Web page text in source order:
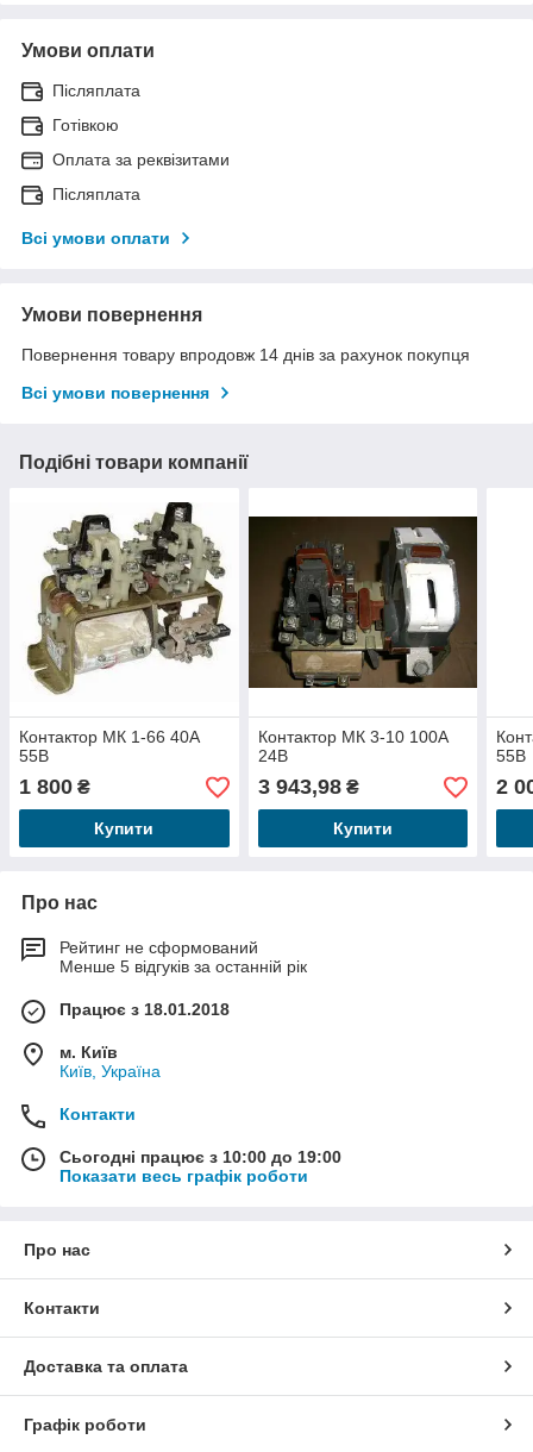
Умови оплати
Післяплата
Готівкою
Оплата за реквізитами
Післяплата
Всі умови оплати
Умови повернення
Повернення товару впродовж 14 днів за рахунок покупця
Всі умови повернення
Подібні товари компанії
Контактор МК 1-66 40А
55В
1 800 ₴
Купити
Контактор МК 3-10 100А
24В
3 943,98₴
Купити
55В
2
Про нас
Рейтинг не сформований
Менше 5 відгуків за останній рік
Працює з 18.01.2018
м. Київ
Київ, Україна
Контакти
Сьогодні працює з 10:00 до 19:00
Показати весь графік роботи
Про нас
Контакти
Доставка та оплата
Графік роботи